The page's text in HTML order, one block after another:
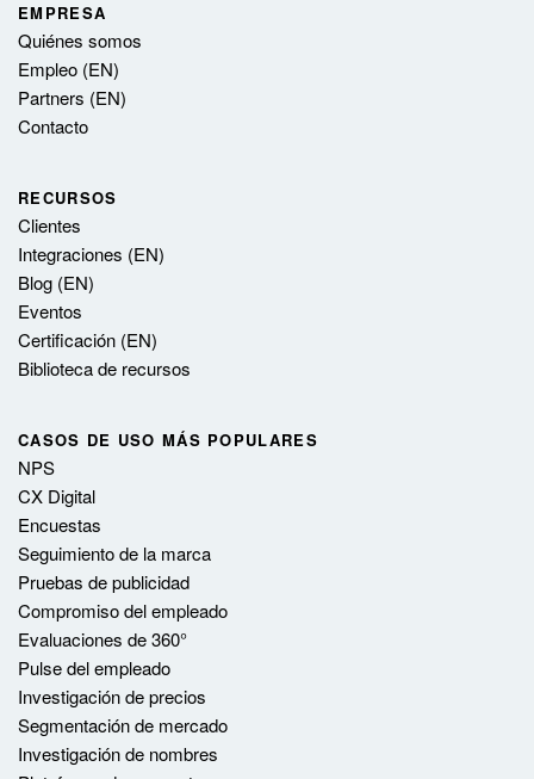
EMPRESA
Quiénes somos
Empleo (EN)
Partners (EN)
Contacto
RECURSOS
Clientes
Integraciones (EN)
Blog (EN)
Eventos
Certificación (EN)
Biblioteca de recursos
CASOS DE USO MÁS POPULARES
NPS
CX Digital
Encuestas
Seguimiento de la marca
Pruebas de publicidad
Compromiso del empleado
Evaluaciones de 360°
Pulse del empleado
Investigación de precios
Segmentación de mercado
Investigación de nombres